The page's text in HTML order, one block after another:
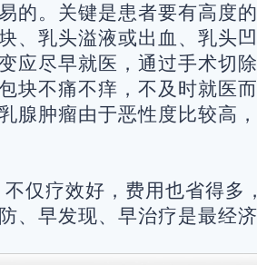
的。关键是患者要有高度
、乳头溢液或出血、乳头
应尽早就医，通过手术切
块不痛不痒，不及时就医
腺肿瘤由于恶性度比较高
仅疗效好，费用也省得多
、早发现、早治疗是最经